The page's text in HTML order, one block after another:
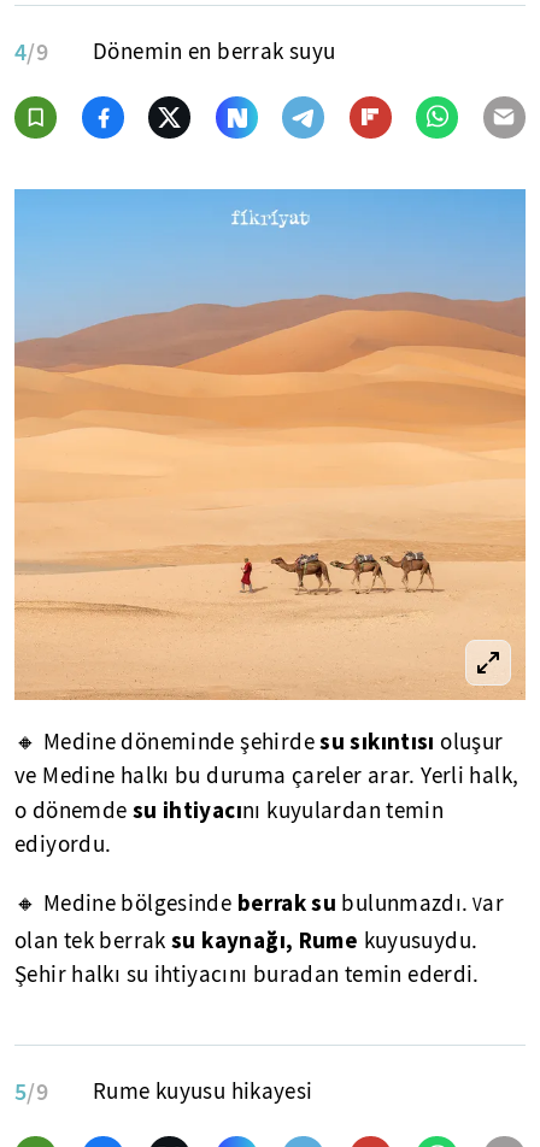
4/9 Dönemin en berrak suyu
🔸 Medine döneminde şehirdesu sıkıntısı oluşur
ve Medine halkı bu duruma çareler arar. Yerli halk,
o dönemde su ihtiyacını kuyulardan temin
ediyordu.
🔸 Medine bölgesinde berrak su bulunmazdı. Var
olan tek berraksu kaynağı, Rume kuyusuydu.
Şehir halkı su ihtiyacını buradan temin ederdi.
5/9 Rume kuyusu hikayesi